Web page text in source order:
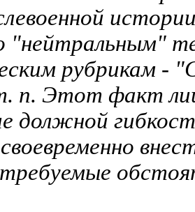
"нейтральным"
рубрикам -
п. Этот факт
должной
требуемые